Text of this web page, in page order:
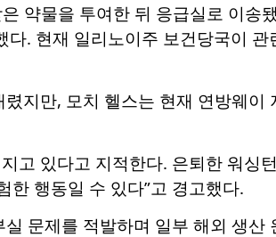
약물을 투여한 뒤 응급실로 이송
. 현재 일리노이주 보건당국이 관
지만, 모치 헬스는 현재 연방웨이
고 있다고 지적한다. 은퇴한 워싱
한 행동일 수 있다”고 경고했다.
문제를 적발하며 일부 해외 생산